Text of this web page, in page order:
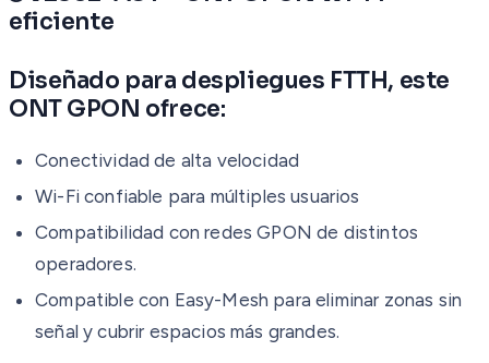
eficiente
Diseñado para despliegues FTTH, este
ONT GPON ofrece:
Conectividad de alta velocidad
Wi-Fi confiable para múltiples usuarios
Compatibilidad con redes GPON de distintos
operadores.
Compatible con Easy-Mesh para eliminar zonas sin
señal y cubrir espacios más grandes.